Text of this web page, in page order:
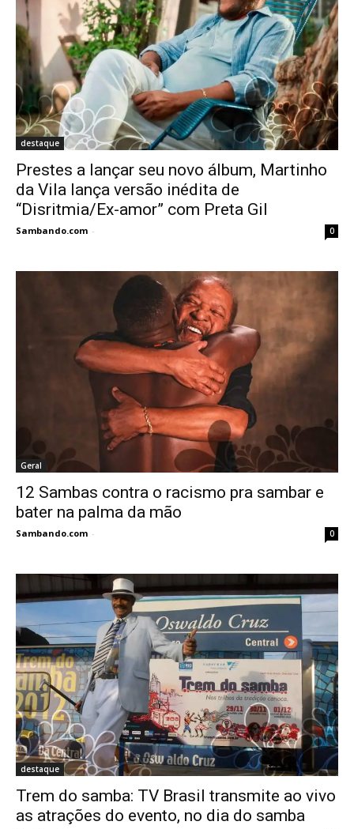
destaque
Prestes a lançar seu novo álbum, Martinho
da Vila lança versão inédita de
“Disritmia/Ex-amor” com Preta Gil
Sambando.com - 0
Geral
12 Sambas contra o racismo pra sambar e
bater na palma da mão
Sambando.com - 0
destaque
Trem do samba: TV Brasil transmite ao vivo
as atrações do evento, no dia do samba